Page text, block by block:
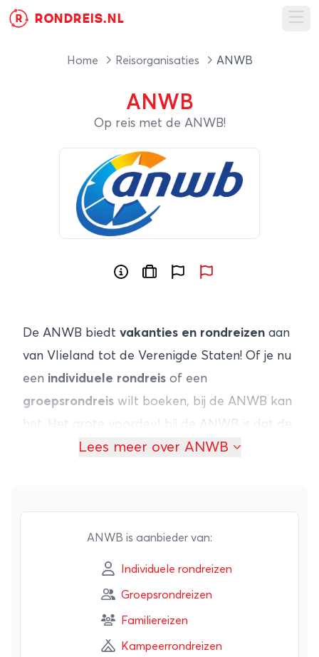
R RONDREIS.NL
Home Reisorganisaties ANWB
ANWB
Op reis met de ANWB!
De ANWB biedt vakanties en rondreizen aan
van Vlieland tot de Verenigde Staten! Of je nu
een individuele rondreis of een
groepsrondreis wilt boeken, bij de ANWB kan
het. Het grote voordeel bij de ANWB is dat de
reizen allemaaltot in de puntjes geregeld
Europa tot Zuid-Amerika en van Azïe tot
Afrika. Hetreisaanbod is zeer uitgebreid
Ook zijn er voor gezinnen leuke familiereizen.
Lees meer over ANWB
ANWB is aanbieder van:
Individuele rondreizen
Groepsrondreizen
Familiereizen
Kampeerrondreizen